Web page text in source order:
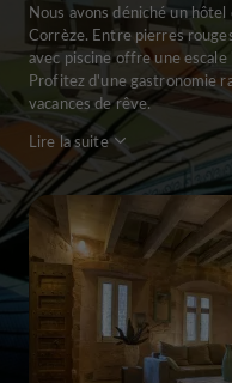
Nous avons déniché un
Corrèze. Entre pierres
avec piscine offre une
Profitez d'une gastronomie
vacances de rêve.
Lire la suite